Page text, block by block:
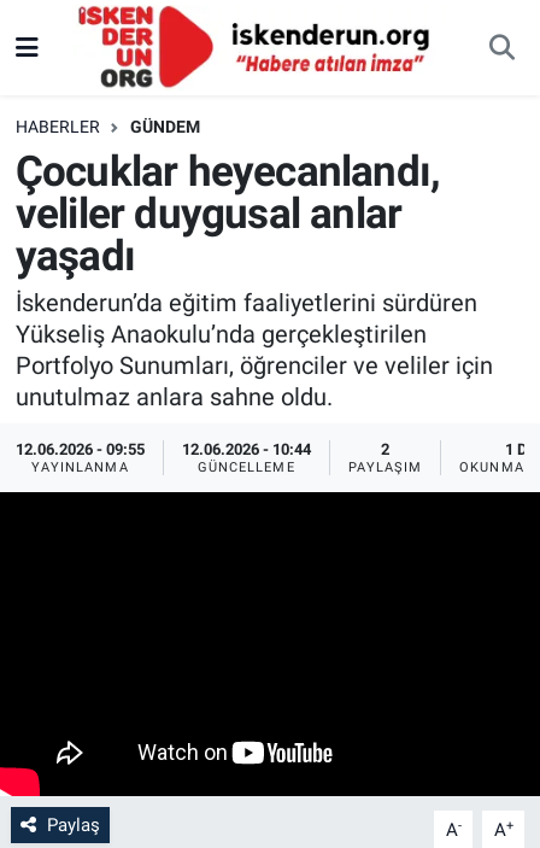
HABERLER GÜNDEM
Çocuklar heyecanlandı,
veliler duygusal anlar
yaşadı
İskenderun’da eğitim faaliyetlerini sürdüren
Yükseliş Anaokulu’nda gerçekleştirilen
Portfolyo Sunumları, öğrenciler ve veliler için
unutulmaz anlara sahne oldu.
12.06.2026 - 09:55
YAYINLANMA
12.06.2026 - 10:44
GÜNCELLEME
2
PAYLAŞIM
1 DK
OKUNMA
Paylaş A- A+